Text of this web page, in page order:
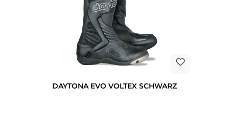
DAYTONA EVO VOLTEX SCHWARZ